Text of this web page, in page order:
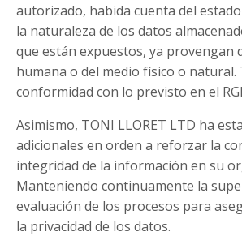
autorizado, habida cuenta del
la naturaleza de los datos
que están expuestos, ya provengan
humana o del medio físico o natural.
conformidad con lo previsto en el
Asimismo, TONI LLORET LTD ha
adicionales en orden a reforzar la
integridad de la información en su
Manteniendo continuamente la
evaluación de los procesos para
la privacidad de los datos.